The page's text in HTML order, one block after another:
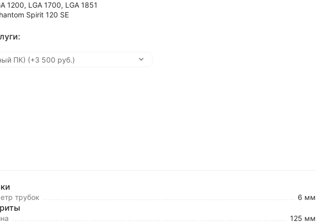
1200, LGA 1700, LGA 1851
Spirit 120 SE
трубок 6 мм
125 мм